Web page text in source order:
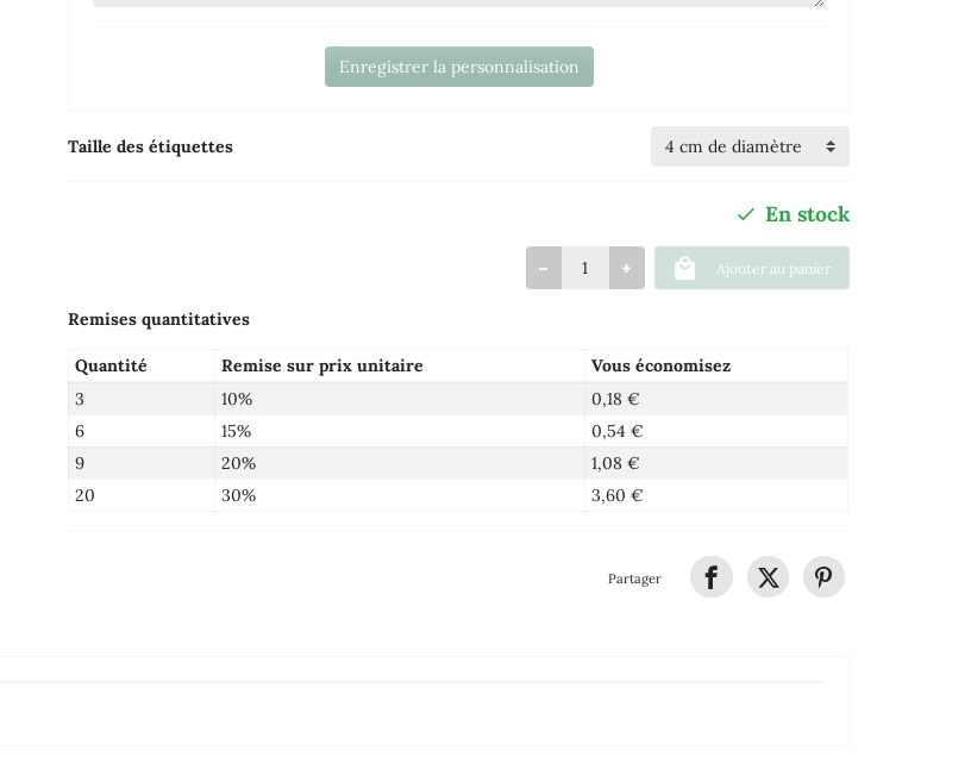
Enregistrer la personnalisation
Taille des étiquettes
En stock
Ajouter au panier
Remises quantitatives
Quantité Remise sur prix unitaire
Vous économisez
3
10%
0,18 €
6
15%
0,54 €
9
20%
1,08 €
20
30% 3,60 €
Partager